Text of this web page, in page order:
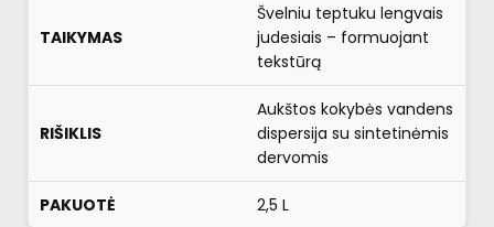
TAIKYMAS
Švelniu teptuku lengvais
judesiais – formuojant
tekstūrą
RIŠIKLIS
Aukštos kokybės vandens
dispersija su sintetinėmis
dervomis
PAKUOTĖ 2,5 L